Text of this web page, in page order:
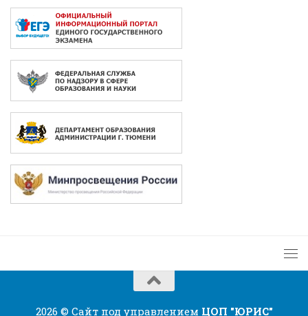
2026 © Сайт под управлением ЦОП "ЮРИС"